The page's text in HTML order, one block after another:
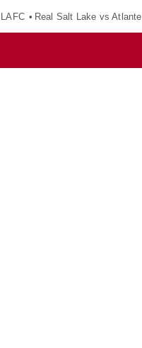
Real Salt Lake vs Atlante